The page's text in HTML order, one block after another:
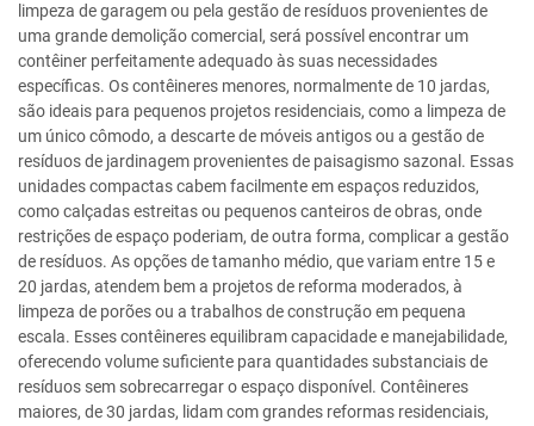
limpeza de garagem ou pela gestão de resíduos provenientes de
uma grande demolição comercial, será possível encontrar um
contêiner perfeitamente adequado às suas necessidades
específicas. Os contêineres menores, normalmente de 10 jardas,
são ideais para pequenos projetos residenciais, como a limpeza de
um único cômodo, a descarte de móveis antigos ou a gestão de
resíduos de jardinagem provenientes de paisagismo sazonal. Essas
unidades compactas cabem facilmente em espaços reduzidos,
como calçadas estreitas ou pequenos canteiros de obras, onde
restrições de espaço poderiam, de outra forma, complicar a gestão
de resíduos. As opções de tamanho médio, que variam entre 15 e
20 jardas, atendem bem a projetos de reforma moderados, à
limpeza de porões ou a trabalhos de construção em pequena
escala. Esses contêineres equilibram capacidade e manejabilidade,
oferecendo volume suficiente para quantidades substanciais de
resíduos sem sobrecarregar o espaço disponível. Contêineres
maiores, de 30 jardas, lidam com grandes reformas residenciais,